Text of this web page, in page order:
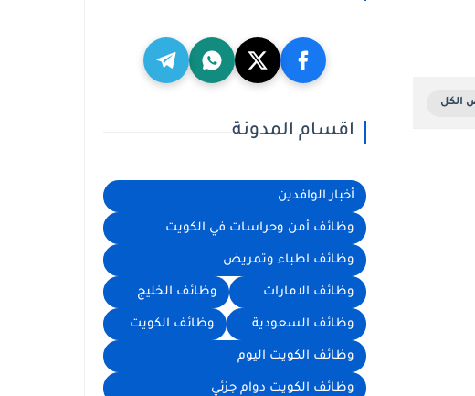
اقسام المدونة
أخبار الوافدين
وظائف أمن وحراسات في الكويت
وظائف اطباء وتمريض
وظائف الامارات وظائف الخليج
وظائف السعودية وظائف الكويت
وظائف الكويت اليوم
وظائف الكويت دوام جزئي